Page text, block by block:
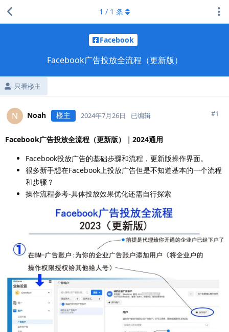
Facebook
Facebook广告投放全流程（更新版）
只看楼主
1 / 1 条
N Noah 楼主 2024年7月26日 已编辑 #1
Facebook广告投放全流程（更新版）｜2024通用
Facebook投放广告的基础步骤和流程，更新版操作界面。
很多新手想在Facebook上投放广告但是不知道基本的一个流程
和步骤？
操作流程参考-具体投放效果优化还需自行探索